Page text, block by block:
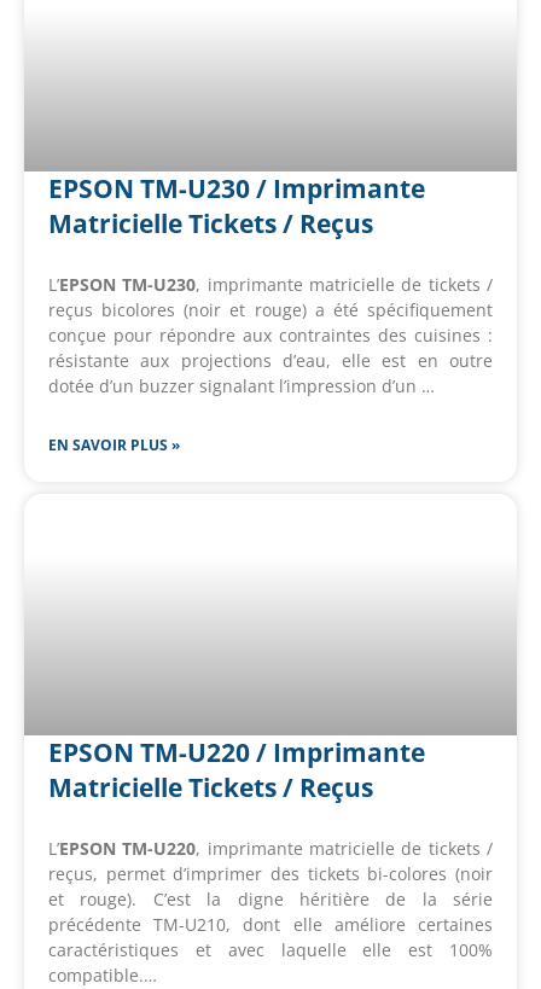
EPSON TM-U230 / Imprimante
Matricielle Tickets / Reçus
L’EPSON TM-U230, imprimante matricielle de tickets /
reçus bicolores (noir et rouge) a été spécifiquement
conçue pour répondre aux contraintes des cuisines :
résistante aux projections d’eau, elle est en outre
dotée d’un buzzer signalant l’impression d’un …
EN SAVOIR PLUS »
EPSON TM-U220 / Imprimante
Matricielle Tickets / Reçus
L’EPSON TM-U220, imprimante matricielle de tickets /
reçus, permet d’imprimer des tickets bi-colores (noir
et rouge). C’est la digne héritière de la série
précédente TM-U210, dont elle améliore certaines
caractéristiques et avec laquelle elle est 100%
compatible.…